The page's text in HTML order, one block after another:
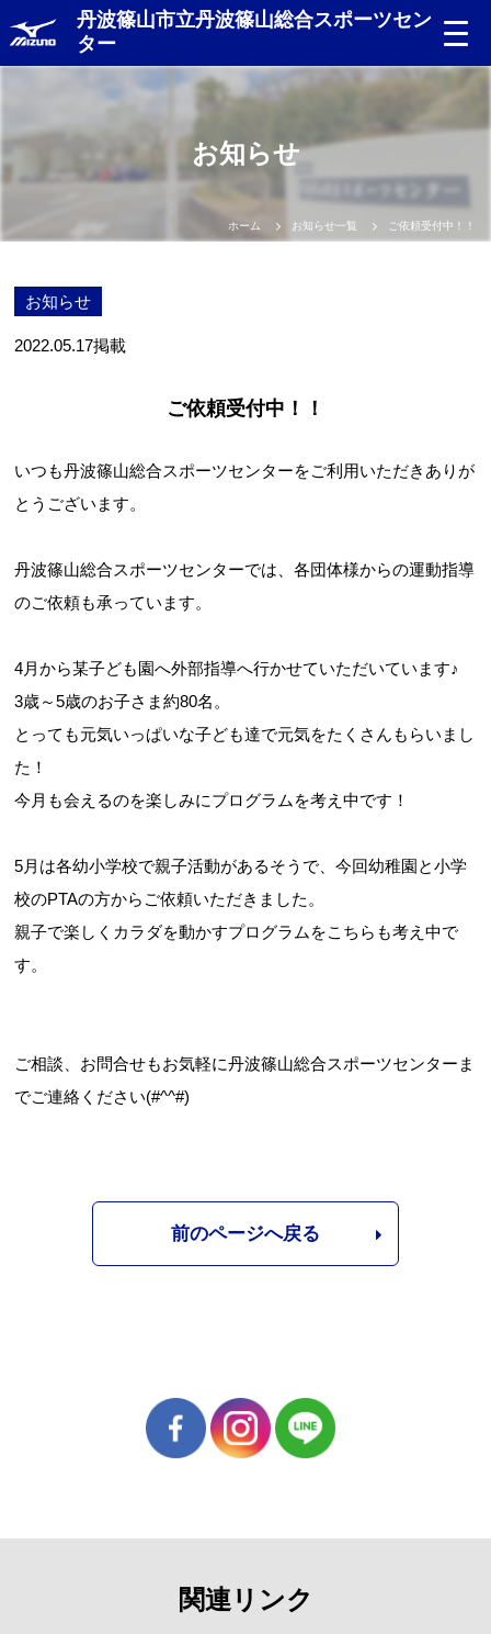
丹波篠山市立丹波篠山総合スポーツセン
ター
スポーツ教室体験
お知らせ
ホーム お知らせ一覧 ご依頼受付中！！
お知らせ
2022.05.17掲載
ご依頼受付中！！
いつも丹波篠山総合スポーツセンターをご利用いただきありが
とうございます。
丹波篠山総合スポーツセンターでは、各団体様からの運動指導
のご依頼も承っています。
4月から某子ども園へ外部指導へ行かせていただいています♪
3歳～5歳のお子さま約80名。
とっても元気いっぱいな子ども達で元気をたくさんもらいまし
た！
今月も会えるのを楽しみにプログラムを考え中です！
5月は各幼小学校で親子活動があるそうで、今回幼稚園と小学
校のPTAの方からご依頼いただきました。
親子で楽しくカラダを動かすプログラムをこちらも考え中で
す。
ご相談、お問合せもお気軽に丹波篠山総合スポーツセンターま
でご連絡ください(#^^#)
前のページへ戻る
関連リンク